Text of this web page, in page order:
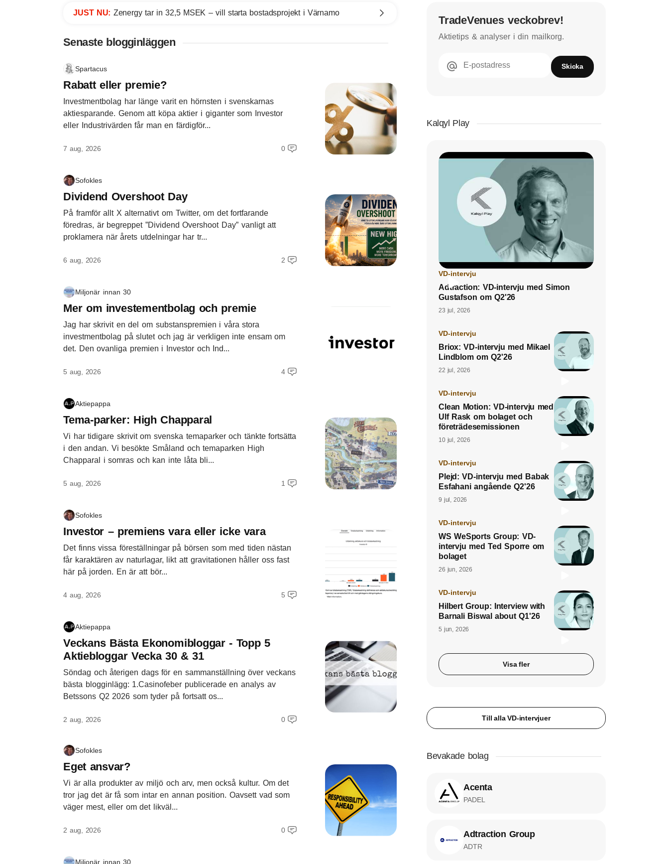
JUST NU: Zenergy tar in 32,5 MSEK – vill starta bostadsprojekt i Värnamo
Senaste blogginläggen
Spartacus
Rabatt eller premie?
Investmentbolag har länge varit en hörnsten i svenskarnas
aktiesparande. Genom att köpa aktier i giganter som Investor
eller Industrivärden får man en färdigför...
7 aug, 2026 0
Sofokles
Dividend Overshoot Day
På framför allt X alternativt om Twitter, om det fortfarande
föredras, är begreppet ”Dividend Overshoot Day” vanligt att
proklamera när årets utdelningar har tr...
6 aug, 2026 2
Miljonär innan 30
Mer om investementbolag och premie
Jag har skrivit en del om substanspremien i våra stora
investmentbolag på slutet och jag är verkligen inte ensam om
det. Den ovanliga premien i Investor och Ind...
5 aug, 2026 4
Aktiepappa
Tema-parker: High Chapparal
Vi har tidigare skrivit om svenska temaparker och tänkte fortsätta
i den andan. Vi besökte Småland och temaparken High
Chapparal i somras och kan inte låta bli...
5 aug, 2026 1
Sofokles
Investor – premiens vara eller icke vara
Det finns vissa föreställningar på börsen som med tiden nästan
får karaktären av naturlagar, likt att gravitationen håller oss fast
här på jorden. En är att bör...
4 aug, 2026 5
Aktiepappa
Veckans Bästa Ekonomibloggar - Topp 5
Aktiebloggar Vecka 30 & 31
Söndag och återigen dags för en sammanställning över veckans
bästa blogginlägg: 1.Casinofeber publicerade en analys av
Betssons Q2 2026 som tyder på fortsatt os...
2 aug, 2026 0
Sofokles
Eget ansvar?
Vi är alla produkter av miljö och arv, men också kultur. Om det
tror jag det är få som intar en annan position. Oavsett vad som
väger mest, eller om det likväl...
2 aug, 2026 0
Miljonär innan 30
TradeVenues veckobrev!
Aktietips & analyser i din mailkorg.
E-postadress Skicka
Kalqyl Play
VD-intervju
Adtraction: VD-intervju med Simon
Gustafson om Q2'26
23 jul, 2026
VD-intervju
Briox: VD-intervju med Mikael
Lindblom om Q2'26
22 jul, 2026
VD-intervju
Clean Motion: VD-intervju med
Ulf Rask om bolaget och
företrädesemissionen
10 jul, 2026
VD-intervju
Plejd: VD-intervju med Babak
Esfahani angående Q2'26
9 jul, 2026
VD-intervju
WS WeSports Group: VD-
intervju med Ted Sporre om
bolaget
26 jun, 2026
VD-intervju
Hilbert Group: Interview with
Barnali Biswal about Q1'26
5 jun, 2026
Visa fler
Till alla VD-intervjuer
Bevakade bolag
Acenta
PADEL
Adtraction Group
ADTR